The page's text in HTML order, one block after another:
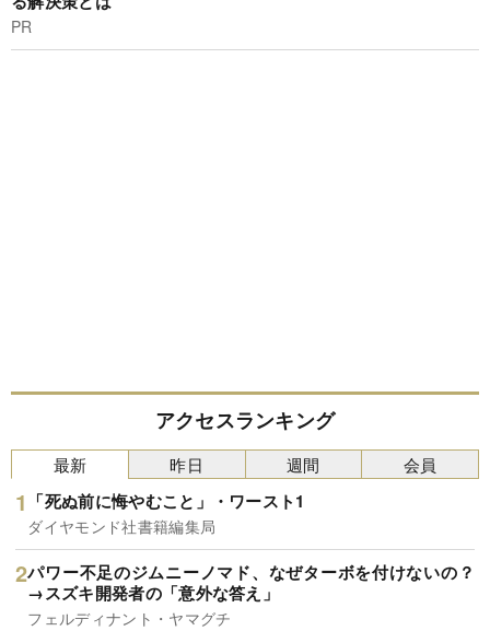
PR
アクセスランキング
最新
「死ぬ前に悔やむこと」・ワースト1
ダイヤモンド社書籍編集局
パワー不足のジムニーノマド、なぜターボを付けないの？
→スズキ開発者の「意外な答え」
フェルディナント・ヤマグチ
昨日 週間 会員